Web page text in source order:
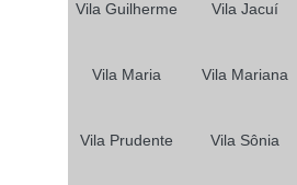
Vila Guilherme Vila Jacuí
Vila Maria Vila Mariana
Vila Prudente Vila Sônia